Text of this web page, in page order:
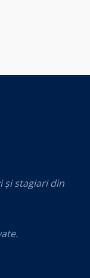
și stagiari din